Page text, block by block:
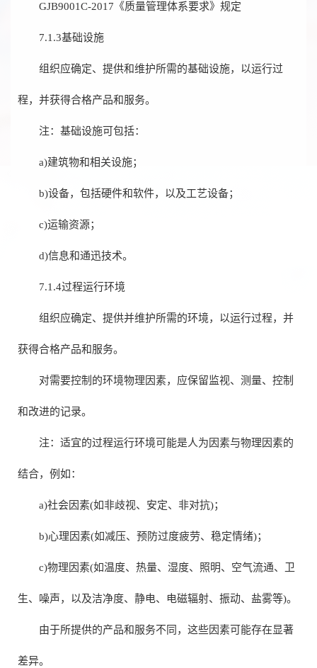
GJB9001C-2017《质量管理体系要求》规定
7.1.3基础设施
组织应确定、提供和维护所需的基础设施，以运行过
程，并获得合格产品和服务。
注：基础设施可包括：
a)建筑物和相关设施；
b)设备，包括硬件和软件，以及工艺设备；
c)运输资源；
d)信息和通迅技术。
7.1.4过程运行环境
组织应确定、提供并维护所需的环境，以运行过程，并
获得合格产品和服务。
对需要控制的环境物理因素，应保留监视、测量、控制
和改进的记录。
注：适宜的过程运行环境可能是人为因素与物理因素的
结合，例如：
a)社会因素(如非歧视、安定、非对抗)；
b)心理因素(如减压、预防过度疲劳、稳定情绪)；
c)物理因素(如温度、热量、湿度、照明、空气流通、卫
生、噪声，以及洁净度、静电、电磁辐射、振动、盐雾等)。
由于所提供的产品和服务不同，这些因素可能存在显著
差异。